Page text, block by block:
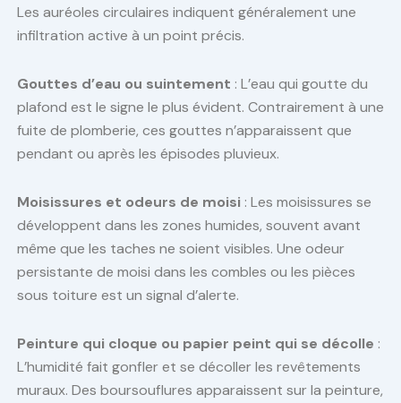
Les auréoles circulaires indiquent généralement une
infiltration active à un point précis.
Gouttes d’eau ou suintement : L’eau qui goutte du
plafond est le signe le plus évident. Contrairement à une
fuite de plomberie, ces gouttes n’apparaissent que
pendant ou après les épisodes pluvieux.
Moisissures et odeurs de moisi: Les moisissures se
développent dans les zones humides, souvent avant
même que les taches ne soient visibles. Une odeur
persistante de moisi dans les combles ou les pièces
sous toiture est un signal d’alerte.
Peinture qui cloque ou papier peint qui se décolle :
L’humidité fait gonfler et se décoller les revêtements
muraux. Des boursouflures apparaissent sur la peinture,